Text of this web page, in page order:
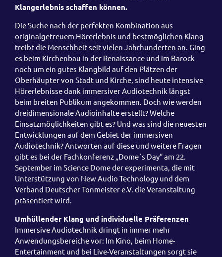
Klangerlebnis schaffen können.
Die Suche nach der perfekten Kombination aus
originalgetreuem Hörerlebnis und bestmöglichen Klang
treibt die Menschheit seit vielen Jahrhunderten an. Ging
es beim Kirchenbau in der Renaissance und im Barock
noch um ein gutes Klangbild auf den Plätzen der
Oberhäupter von Stadt und Kirche, sind heute intensive
Hörerlebnisse dank immersiver Audiotechnik längst
beim breiten Publikum angekommen. Doch wie werden
dreidimensionale Audioinhalte erstellt? Welche
Einsatzmöglichkeiten gibt es? Und was sind die neuesten
Entwicklungen auf dem Gebiet der immersiven
Audiotechnik? Antworten auf diese und weitere Fragen
gibt es bei der Fachkonferenz „Dome´s Day“ am 22.
September im Science Dome der experimenta, die mit
Unterstützung von New Audio Technology und dem
Verband Deutscher Tonmeister e.V. die Veranstaltung
präsentiert wird.
Umhüllender Klang und individuelle Präferenzen
Immersive Audiotechnik dringt in immer mehr
Anwendungsbereiche vor: Im Kino, beim Home-
Entertainment und bei Live-Veranstaltungen sorgt sie